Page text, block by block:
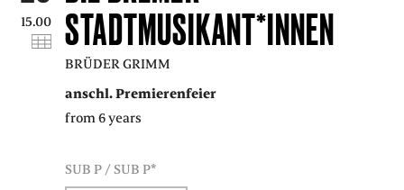
15.00
STADTMUSIKANT*INNEN
BRÜDER GRIMM
anschl. Premierenfeier
from 6 years
SUB P / SUB P*